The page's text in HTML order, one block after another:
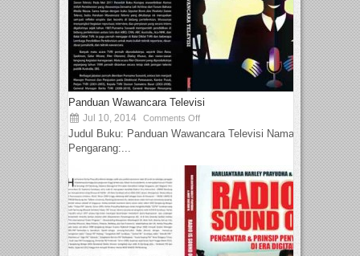
Panduan Wawancara Televisi
Jul 10, 2014 Comments Off
Judul Buku: Panduan Wawancara Televisi Nama
Pengarang:...